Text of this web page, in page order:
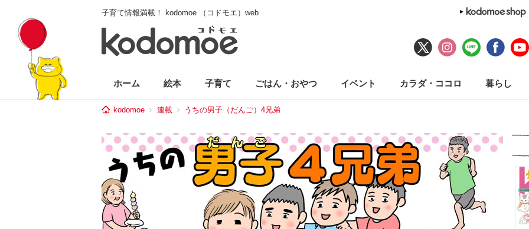
子育て情報満載！ kodomoe （コドモエ）web
ホーム 絵本 子育て ごはん・おやつ イベント カラダ・ココロ 暮らし
kodomoe 連載 うちの男子（だんご）4兄弟